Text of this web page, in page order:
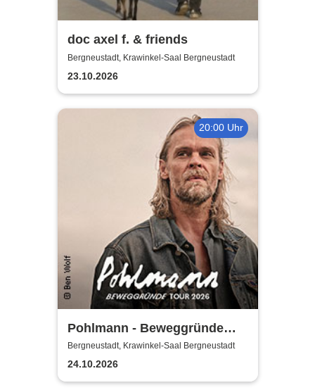
doc axel f. & friends
Bergneustadt, Krawinkel-Saal Bergneustadt
23.10.2026
20:00 Uhr
Pohlmann - Beweggründe
Tour 2026
Bergneustadt, Krawinkel-Saal Bergneustadt
24.10.2026